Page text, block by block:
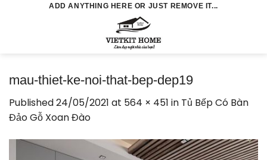
ADD ANYTHING HERE OR JUST REMOVE IT...
mau-thiet-ke-noi-that-bep-dep19
Published24/05/2021 at 564 × 451 in Tủ Bếp Có Bàn
Đảo Gỗ Xoan Đào